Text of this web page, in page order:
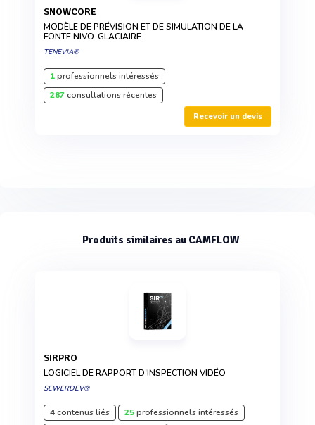
SNOWCORE
MODÈLE DE PRÉVISION ET DE SIMULATION DE LA
FONTE NIVO-GLACIAIRE
TENEVIA®
1professionnels intéressés
287consultations récentes
Recevoir un devis
Produits similaires au CAMFLOW
SIRPRO
LOGICIEL DE RAPPORT D'INSPECTION VIDÉO
SEWERDEV®
4contenus liés 25professionnels intéressés